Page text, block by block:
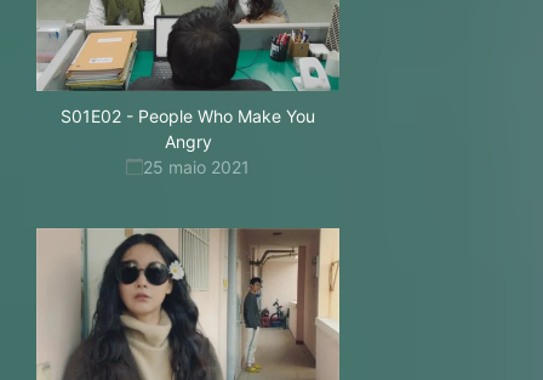
S01E02 - People Who Make You
Angry
25 maio 2021